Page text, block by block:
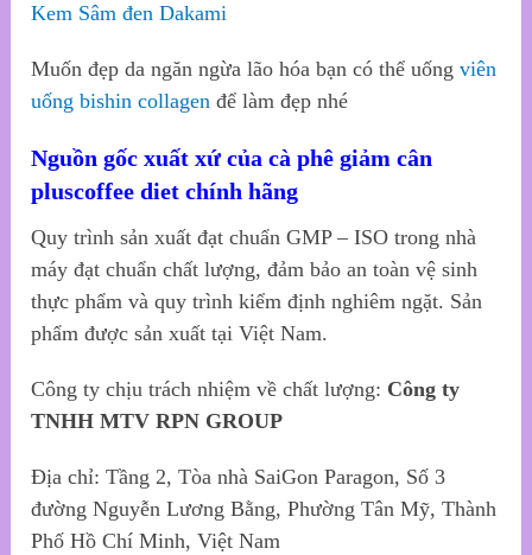
Kem Sâm đen Dakami
Muốn đẹp da ngăn ngừa lão hóa bạn có thể uốngviên
uống bishin collagen để làm đẹp nhé
Nguồn gốc xuất xứ của cà phê giảm cân
pluscoffee diet chính hãng
Quy trình sản xuất đạt chuẩn GMP – ISO trong nhà
máy đạt chuẩn chất lượng, đảm bảo an toàn vệ sinh
thực phẩm và quy trình kiểm định nghiêm ngặt. Sản
phẩm được sản xuất tại Việt Nam.
Công ty chịu trách nhiệm về chất lượng: Công ty
TNHH MTV RPN GROUP
Địa chỉ: Tầng 2, Tòa nhà SaiGon Paragon, Số 3
đường Nguyễn Lương Bằng, Phường Tân Mỹ, Thành
Phố Hồ Chí Minh, Việt Nam